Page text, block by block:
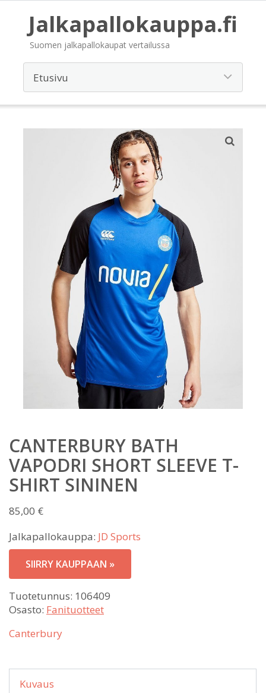
Jalkapallokauppa.fi
Suomen jalkapallokaupat vertailussa
CANTERBURY BATH
VAPODRI SHORT SLEEVE T-
SHIRT SININEN
85,00 €
Jalkapallokauppa: JD Sports
SIIRRY KAUPPAAN »
Tuotetunnus: 106409
Osasto: Fanituotteet
Canterbury
Kuvaus